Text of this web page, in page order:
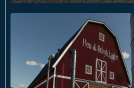
14. Januar 2022 um 20:02